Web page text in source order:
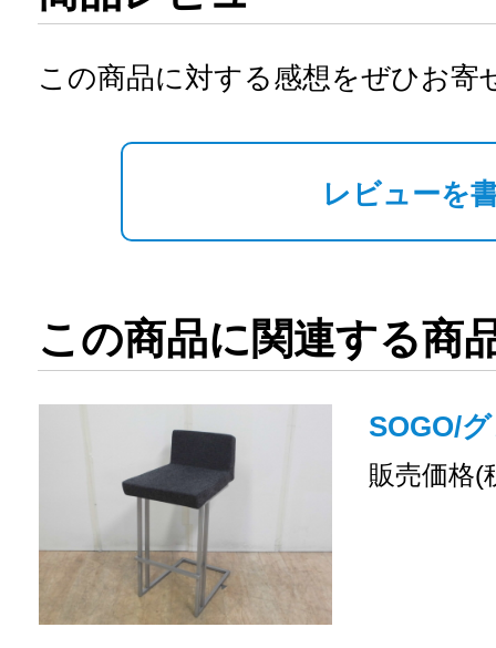
この商品に対する感想をぜひお寄
レビューを
この商品に関連する商
SOGO/
販売価格(